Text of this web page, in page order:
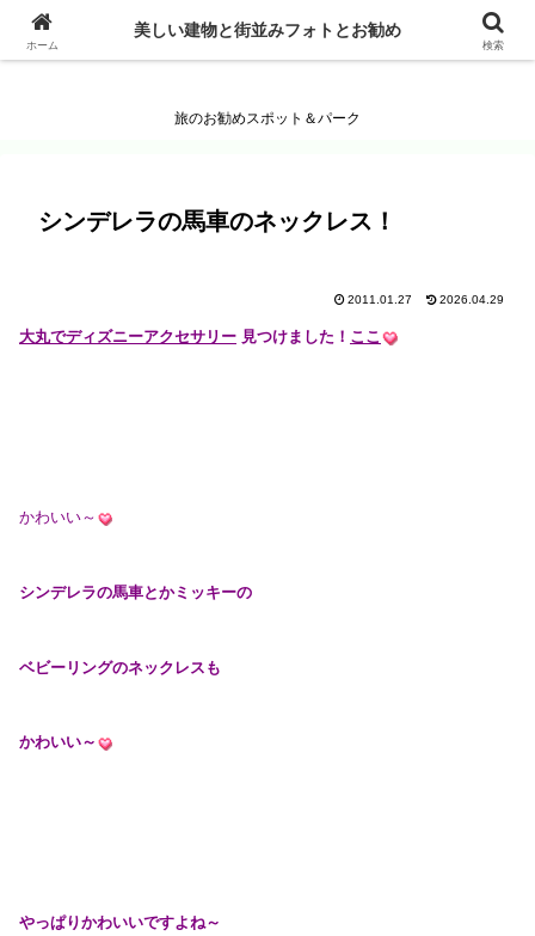
美しい建物と街並みフォトとお勧め
旅のお勧めスポット＆パーク
シンデレラの馬車のネックレス！
2011.01.27 2026.04.29
大丸でディズニーアクセサリー 見つけました！ ここ
かわいい～
シンデレラの馬車とかミッキーの
ベビーリングのネックレスも
かわいい～
やっぱりかわいいですよね～
ホーム
美しい建物と街並みフォトとお勧め
検索